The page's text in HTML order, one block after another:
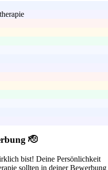
🫡
bist! Deine Persönlichkeit
sollten in deiner Bewerbung